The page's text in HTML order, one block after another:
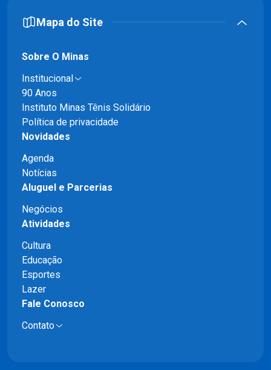
Mapa do Site
Sobre O Minas
Institucional
90 Anos
Instituto Minas Tênis Solidário
Política de privacidade
Novidades
Agenda
Notícias
Aluguel e Parcerias
Negócios
Atividades
Cultura
Educação
Esportes
Lazer
Fale Conosco
Contato